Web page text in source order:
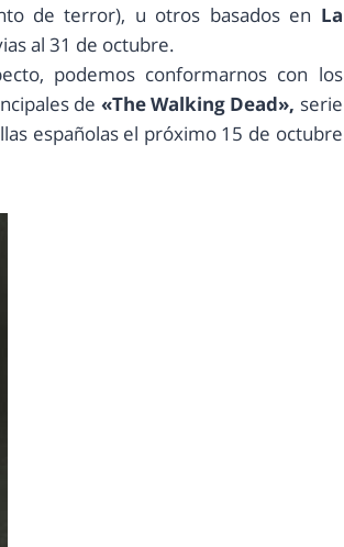
de terror), u otros basados en La
al 31 de octubre.
podemos conformarnos con los
de «The Walking Dead», serie
españolas el próximo 15 de octubre